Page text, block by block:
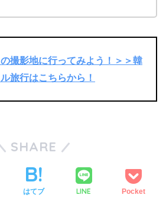
の撮影地に行ってみよう！＞＞韓
旅行はこちらから！
SHARE
はてブ LINE Pocket